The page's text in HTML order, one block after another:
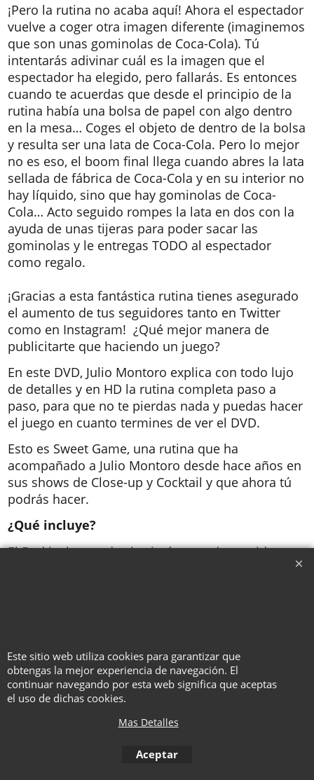
¡Pero la rutina no acaba aquí! Ahora el espectador
vuelve a coger otra imagen diferente (imaginemos
que son unas gominolas de Coca-Cola). Tú
intentarás adivinar cuál es la imagen que el
espectador ha elegido, pero fallarás. Es entonces
cuando te acuerdas que desde el principio de la
rutina había una bolsa de papel con algo dentro
en la mesa… Coges el objeto de dentro de la bolsa
y resulta ser una lata de Coca-Cola. Pero lo mejor
no es eso, el boom final llega cuando abres la lata
sellada de fábrica de Coca-Cola y en su interior no
hay líquido, sino que hay gominolas de Coca-
Cola… Acto seguido rompes la lata en dos con la
ayuda de unas tijeras para poder sacar las
gominolas y le entregas TODO al espectador
como regalo.
¡Gracias a esta fantástica rutina tienes asegurado
el aumento de tus seguidores tanto en Twitter
como en Instagram! ¿Qué mejor manera de
publicitarte que haciendo un juego?
En este DVD, Julio Montoro explica con todo lujo
de detalles y en HD la rutina completa paso a
paso, para que no te pierdas nada y puedas hacer
el juego en cuanto termines de ver el DVD.
Esto es Sweet Game, una rutina que ha
acompañado a Julio Montoro desde hace años en
sus shows de Close-up y Cocktail y que ahora tú
podrás hacer.
¿Qué incluye?
El Dvd incluye todas las imágenes de comida y
To create online store ShopFactory eCommerce software was used.
Este sitio web utiliza cookies para garantizar que
obtengas la mejor experiencia de navegación. El
continuar navegando por esta web significa que aceptas
el uso de dichas cookies.
Mas Detalles
Aceptar